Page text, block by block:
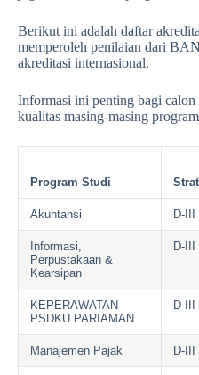
Berikut ini adalah daftar
memperoleh penilaian dari
akreditasi internasional.
Informasi ini penting bagi calon
kualitas masing-masing
Program Studi
Akuntansi D-III
Informasi,
Perpustakaan &
Kearsipan
D-III
KEPERAWATAN
PSDKU PARIAMAN
D-III
Manajemen Pajak D-III